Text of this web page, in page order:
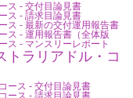
ス - 交付目論見書
ス - 請求目論見書
ス - 最新の交付運用報告書
ス - 運用報告書（全体版
ス - マンスリーレポート
トラリアドル・コ
ース - 交付目論見書
ース - 請求目論見書